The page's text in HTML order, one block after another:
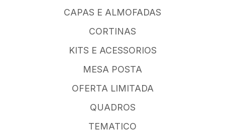
CAPAS E ALMOFADAS
CORTINAS
KITS E ACESSORIOS
MESA POSTA
OFERTA LIMITADA
QUADROS
TEMATICO